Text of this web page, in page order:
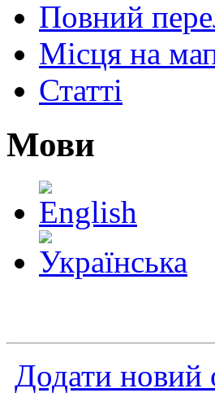
Повний
Місця на
Статті
Мови
Додати новий